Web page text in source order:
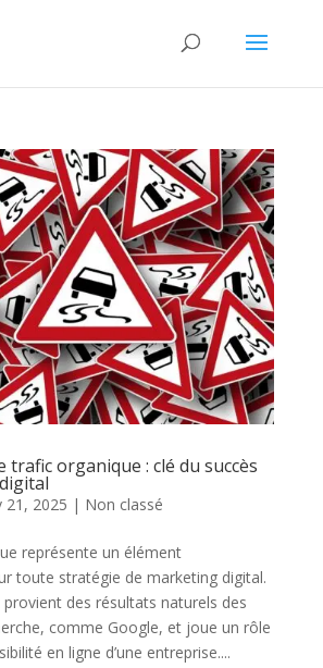
trafic organique : clé du succès
21, 2025 | Non classé
représente un élément
toute stratégie de marketing digital.
des résultats naturels des
comme Google, et joue un rôle
en ligne d’une entreprise....